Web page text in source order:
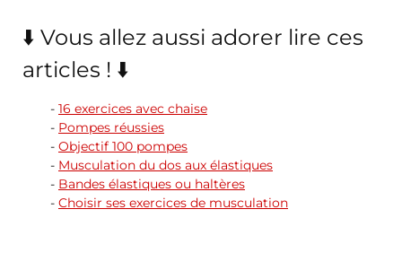
⬇️ Vous allez aussi adorer lire ces
articles ! ⬇️
16 exercices avec chaise
Pompes réussies
Objectif 100 pompes
Musculation du dos aux élastiques
Bandes élastiques ou haltères
Choisir ses exercices de musculation